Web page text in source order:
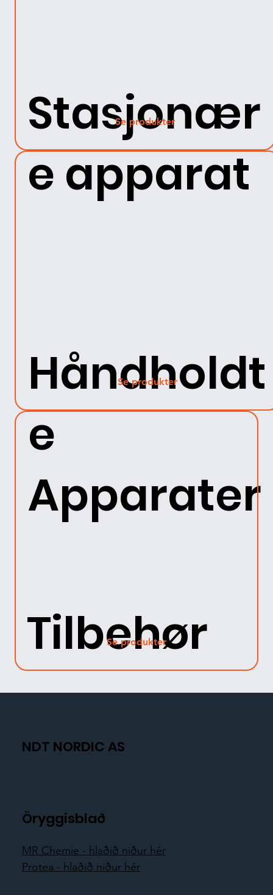
Stasjonær
e apparat
Se produkter
Håndholdt
e
Apparater
Se produkter
Tilbehør
Se produkter
NDT NORDIC AS
Öryggisblað
MR Chemie - hlaðið niður hér
Protea - hlaðið niður hér